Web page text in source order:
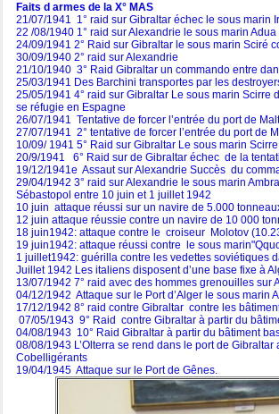
Faits d armes de la X° MAS
21/07/1941 1° raid sur Gibraltar échec le sous marin
22 /08/1940 1° raid sur Alexandrie le sous marin
24/09/1941 2° Raid sur Gibraltar le sous marin Sciré
30/09/1940 2° raid sur Alexandrie
21/10/1940 3° Raid Gibraltar un commando entre
25/03/1941 Des Barchini transportes par les
25/05/1941 4° raid sur Gibraltar Le sous marin
se réfugie en Espagne
26/07/1941 Tentative de forcer l’entrée du port de
27/07/1941 2° tentative de forcer l’entrée du port de
10/09/ 1941 5° Raid sur Gibraltar Le sous marin
20/9/1941 6° Raid sur de Gibraltar échec de la
19/12/1941e Assaut sur Alexandrie Succès du
29/04/1942 3° raid sur Alexandrie le sous marin
Sébastopol entre 10 juin et 1 juillet 1942
10 juin attaque réussi sur un navire de 5.000
12 juin attaque réussie contre un navire de 10 000
18 juin1942: attaque contre le croiseur Molotov
19 juin1942: attaque réussi contre le sous
1 juillet1942: guérilla contre les vedettes soviétiques
Juillet 1942 Les italiens disposent d’une base fixe à
13/07/1942 7° raid avec des hommes grenouilles
04/12/1942 Attaque sur le Port d’Alger le sous marin
17/12/1942 8° raid contre Gibraltar contre les
07/05/1943 9° Raid contre Gibraltar à partir du
04/08/1943 10° Raid Gibraltar à partir du bâtiment
08/08/1943 L’Olterra se rend dans le port de
Cobelligérants
19/04/1945 Attaque sur le Port de Gênes.